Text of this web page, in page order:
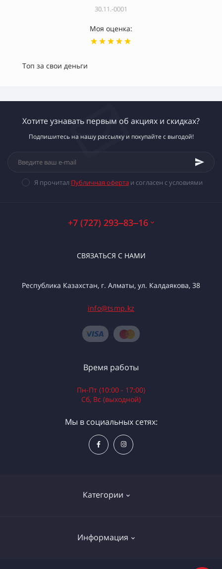
30.11.-0001
Моя оценка:
Топ за свои деньги
Хотите узнавать первым об акциях и скидках?
Подпишитесь на нашу рассылку и покупайте с выгодой!
Я прочитал Публичная оферта и согласен с условиями
+7 (727) 293‒83‒16
СВЯЗАТЬСЯ С НАМИ
Республика Казахстан, г. Алматы, ул. Калдаякова, 38
info@tsmp.kz
Категории
Информация
Время работы
Пн-Пт (10:00 - 17:00)
Сб, Вс (выходной)
Мы в социальных сетях: